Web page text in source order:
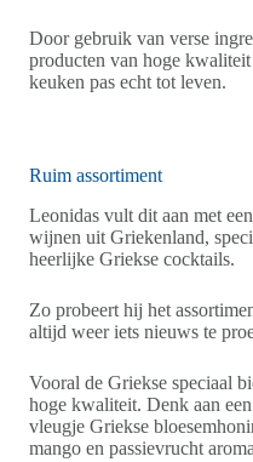
Door gebruik van verse
producten van hoge
keuken pas echt tot leven.
Ruim assortiment
Leonidas vult dit aan met
wijnen uit Griekenland,
heerlijke Griekse cocktails.
Zo probeert hij het
altijd weer iets nieuws te
Vooral de Griekse speciaal
hoge kwaliteit. Denk aan
vleugje Griekse
mango en passievrucht